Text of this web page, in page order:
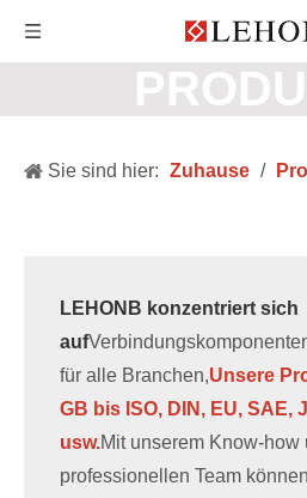
Sie sind hier: Zuhause /
LEHONB konzentriert sich
auf
für alle Branchen,Unsere
GB bis ISO, DIN, EU, SAE,
usw.Mit unserem Know-how
professionellen Team